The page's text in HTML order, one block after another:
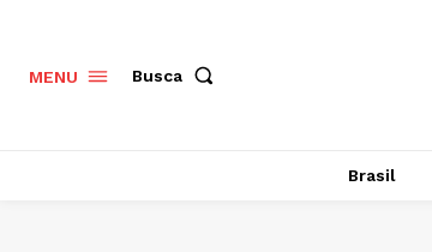
MENU Busca
Brasil